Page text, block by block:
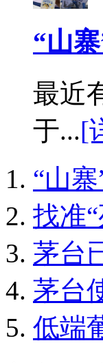
“山
最近
于...[
“山
找准
茅台
茅台
低端